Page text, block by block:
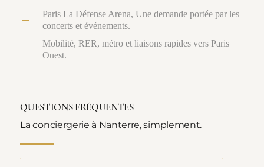
Paris La Défense Arena, Une demande portée par les
concerts et événements.
Mobilité, RER, métro et liaisons rapides vers Paris
Ouest.
QUESTIONS FRÉQUENTES
La conciergerie à Nanterre, simplement.